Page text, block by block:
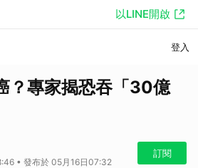
以LINE開啟
登入
？專家揭恐吞「30億
• 發布於 05月16日07:32
訂閱